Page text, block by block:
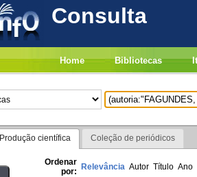
Consulta
Home Bibliotecas
Produção científica Coleção de periódicos
Ordenar
por: Relevância Autor Título Ano